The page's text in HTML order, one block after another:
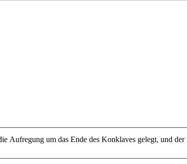
Aufregung um das Ende des Konklaves gelegt, und